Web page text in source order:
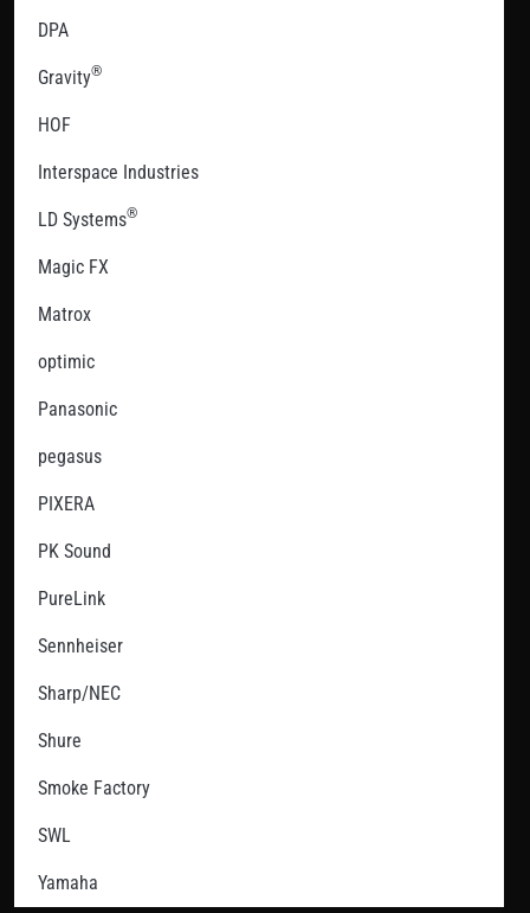
DPA
Gravity®
HOF
Interspace Industries
LD Systems®
Magic FX
Matrox
optimic
Panasonic
pegasus
PIXERA
PK Sound
PureLink
Sennheiser
Sharp/NEC
Shure
Smoke Factory
SWL
Yamaha